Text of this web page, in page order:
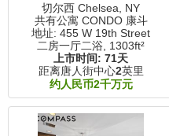
切尔西 Chelsea, NY
共有公寓 CONDO 康斗
地址: 455 W 19th Street
二房一厅二浴, 1303ft²
上市时间: 71天
距离唐人街中心2英里
约人民币2千万元